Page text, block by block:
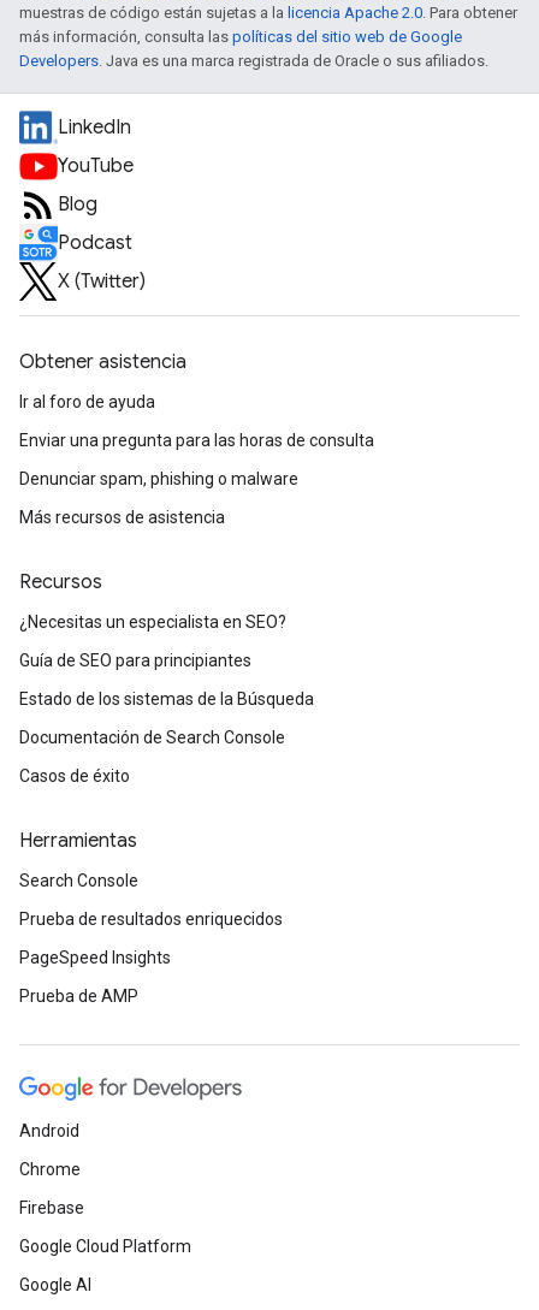
muestras de código están sujetas a la licencia Apache 2.0. Para obtener
más información, consulta las políticas del sitio web de Google
Developers. Java es una marca registrada de Oracle o sus afiliados.
LinkedIn
YouTube
Blog
Podcast
X (Twitter)
Obtener asistencia
Ir al foro de ayuda
Enviar una pregunta para las horas de consulta
Denunciar spam, phishing o malware
Más recursos de asistencia
Recursos
¿Necesitas un especialista en SEO?
Guía de SEO para principiantes
Estado de los sistemas de la Búsqueda
Documentación de Search Console
Casos de éxito
Herramientas
Search Console
Prueba de resultados enriquecidos
PageSpeed Insights
Prueba de AMP
Android
Chrome
Firebase
Google Cloud Platform
Google AI